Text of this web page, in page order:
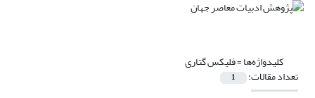
کلیدواژه‌ها =فلیکس گتاری
تعداد مقالات: 1